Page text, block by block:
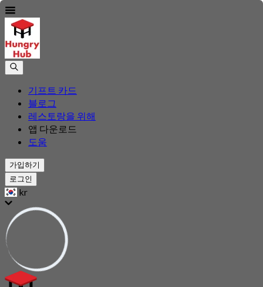
기프트 카드
블로그
레스토랑을 위해
앱 다운로드
도움
가입하기
로그인
kr